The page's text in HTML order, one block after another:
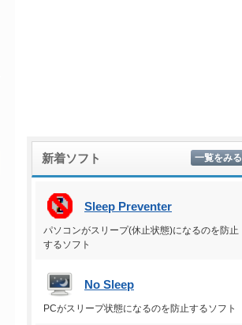
新着ソフト 一覧をみる
Sleep Preventer
パソコンがスリープ(休止状態)になるのを防止
するソフト
No Sleep
PCがスリープ状態になるのを防止するソフト